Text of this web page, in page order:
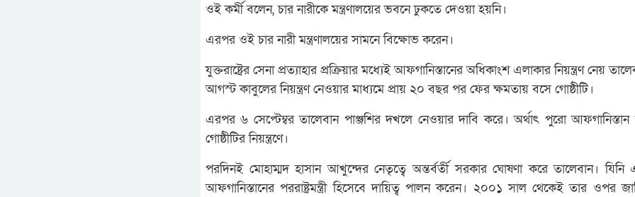
ওই কর্মী বলেন, চার নারীকে মন্ত্রণালয়ের ভবনে ঢুকতে দেওয়া হয়নি।
এরপর ওই চার নারী মন্ত্রণালয়ের সামনে বিক্ষোভ করেন।
যুক্তরাষ্ট্রের সেনা প্রত্যাহার প্রক্রিয়ার মধ্যেই আফগানিস্তানের অধিকাংশ এলাকার নিয়ন্ত্রণ নেয়
আগস্ট কাবুলের নিয়ন্ত্রণ নেওয়ার মাধ্যমে প্রায় ২০ বছর পর ফের ক্ষমতায় বসে গোষ্ঠীটি।
এরপর ৬ সেপ্টেম্বর তালেবান পাঞ্জশির দখলে নেওয়ার দাবি করে। অর্থাৎ পুরো
গোষ্ঠীটির নিয়ন্ত্রণে।
পরদিনই মোহাম্মদ হাসান আখুন্দের নেতৃত্বে অন্তর্বর্তী সরকার ঘোষণা করে তালেবান।
আফগানিস্তানের পররাষ্ট্রমন্ত্রী হিসেবে দায়িত্ব পালন করেন। ২০০১ সাল থেকেই তার ওপর